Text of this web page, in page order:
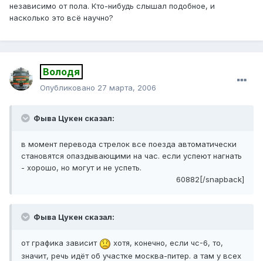
независимо от пола. Кто-нибудь слышал подобное, и
насколько это всё научно?
Володя
Опубликовано 27 марта, 2006
Фыва Цукен сказал:
в момент перевода стрелок все поезда автоматически
становятся опаздывающими на час. если успеют нагнать
- хорошо, но могут и не успеть.
60882[/snapback]
Фыва Цукен сказал:
от графика зависит
хотя, конечно, если чс-6, то,
значит, речь идёт об участке москва-питер. а там у всех